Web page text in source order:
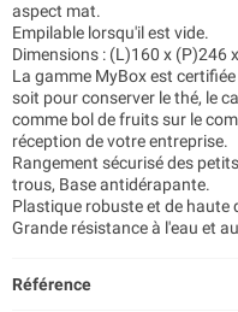
aspect mat.
Empilable lorsqu'il est vide.
Dimensions : (L)160 x (P)246
La gamme MyBox est
soit pour conserver le thé, le
comme bol de fruits sur le
réception de votre entreprise.
Rangement sécurisé des
trous, Base antidérapante.
Plastique robuste et de haute
Grande résistance à l'eau et
Référence